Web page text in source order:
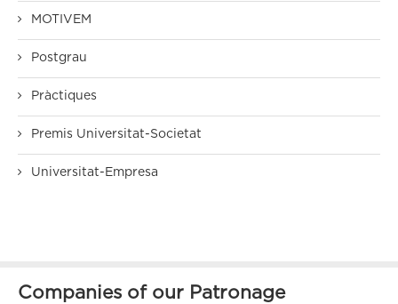
MOTIVEM
Postgrau
Pràctiques
Premis Universitat-Societat
Universitat-Empresa
Companies of our Patronage